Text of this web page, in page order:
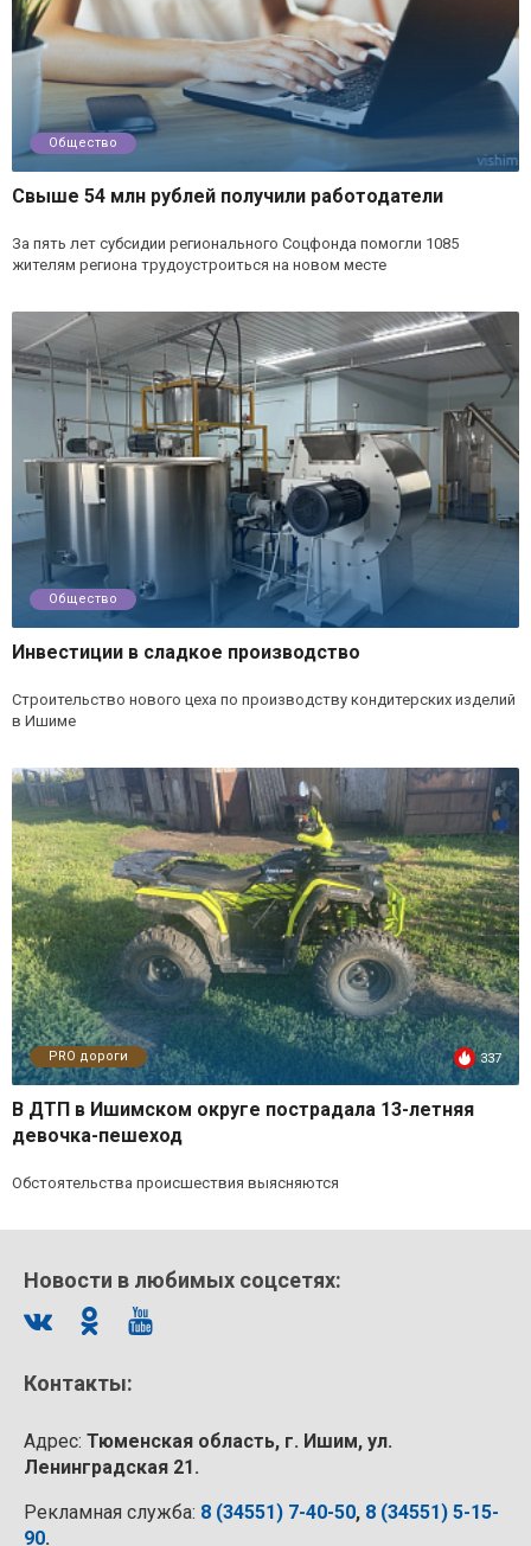
Общество
Свыше 54 млн рублей получили работодатели
За пять лет субсидии регионального Соцфонда помогли 1085
жителям региона трудоустроиться на новом месте
Общество
Инвестиции в сладкое производство
Строительство нового цеха по производству кондитерских изделий
в Ишиме
PRO дороги 337
В ДТП в Ишимском округе пострадала 13-летняя
девочка-пешеход
Обстоятельства происшествия выясняются
Новости в любимых соцсетях:
Контакты:
Адрес: Тюменская область, г. Ишим, ул.
Ленинградская 21.
Рекламная служба: 8 (34551) 7-40-50, 8 (34551) 5-15-
90.